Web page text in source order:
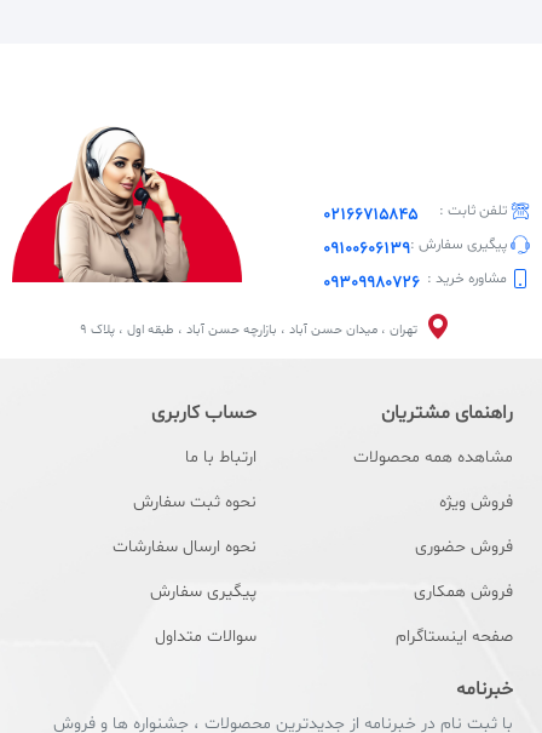
1)اتصالات پیچی (رزوه ای) : این مدل از اتصالات، دارای
رزوه هایی میباشد که روی بدنه طراحی شده و به کمک
همان رزوه ها به لوله ها متصل میشود. نصب این مدل از
اتصال پلی اتیلن بسیار آسان و بدون دردسر است و
مناسب فشار های کاری متوسط تا پایین میباشد.
فشار به لوله ها متصل میشوند .این مدل از اتصالات پلی
اتیلن، به دلیل مقاومت بسیار بالایی که در برابر فشار
نشتی دارند برای خطوط انتقال گاز مناسب هستند.
تهران ، میدان حسن آباد ، بازارچه حسن آباد ، طبقه اول ، پلاک 9
تلفن ثابت : 02166715845
پیگیری سفارش :09100606139
مشاوره خرید : 09309980726
راهنمای مشتریان
مشاهده همه محصولات
فروش ویژه
فروش حضوری
فروش همکاری
صفحه اینستاگرام
حساب کاربری
ارتباط با ما
نحوه ثبت سفارش
نحوه ارسال سفارشات
پیگیری سفارش
سوالات متداول
خبرنامه
با ثبت نام در خبرنامه از جدیدترین محصولات ، جشنواره ها و فروش